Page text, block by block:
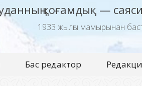
қоғамдық —
1933 жылғы мамырынан
Бас редактор